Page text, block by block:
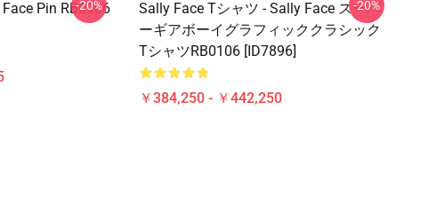
Pin RB0106
-20%
Sally Face Tシャツ - Sally Face スーパ
ーギアボーイグラフィッククラシック
TシャツRB0106 [ID7896]
￥384,250 - ￥442,250
-20%